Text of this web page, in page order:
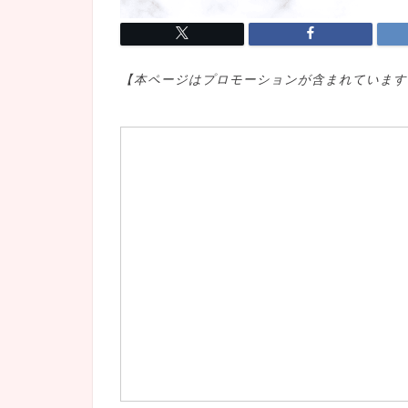
【本ページはプロモ ーションが含まれていま